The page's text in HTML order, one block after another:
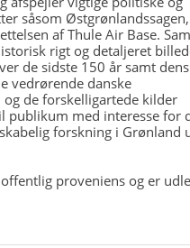
såsom
af Thule Air Base.
rigt og detaljeret
de sidste 150 år samt dens
vedrørende danske
de forskelligartede kilder
publikum med interesse for
forskning i Grønland
proveniens og er